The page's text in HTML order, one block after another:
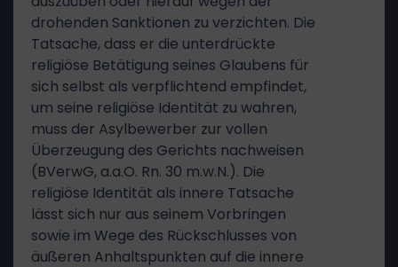
drohenden Sanktionen zu verzichten. Die
Tatsache, dass er die unterdrückte
religiöse Betätigung seines Glaubens für
sich selbst als verpflichtend empfindet,
um seine religiöse Identität zu wahren,
muss der Asylbewerber zur vollen
Überzeugung des Gerichts nachweisen
(BVerwG, a.a.O. Rn. 30 m.w.N.). Die
religiöse Identität als innere Tatsache
lässt sich nur aus seinem Vorbringen
sowie im Wege des Rückschlusses von
äußeren Anhaltspunkten auf die innere